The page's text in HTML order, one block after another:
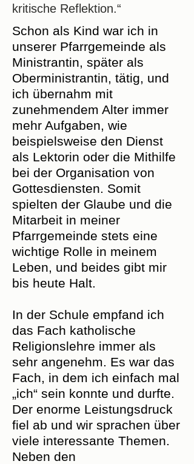
kritische Reflektion.“
Schon als Kind war ich in
unserer Pfarrgemeinde als
Ministrantin, später als
Oberministrantin, tätig, und
ich übernahm mit
zunehmendem Alter immer
mehr Aufgaben, wie
beispielsweise den Dienst
als Lektorin oder die Mithilfe
bei der Organisation von
Gottesdiensten. Somit
spielten der Glaube und die
Mitarbeit in meiner
Pfarrgemeinde stets eine
wichtige Rolle in meinem
Leben, und beides gibt mir
bis heute Halt.
In der Schule empfand ich
das Fach katholische
Religionslehre immer als
sehr angenehm. Es war das
Fach, in dem ich einfach mal
„ich“ sein konnte und durfte.
Der enorme Leistungsdruck
fiel ab und wir sprachen über
viele interessante Themen.
Neben den